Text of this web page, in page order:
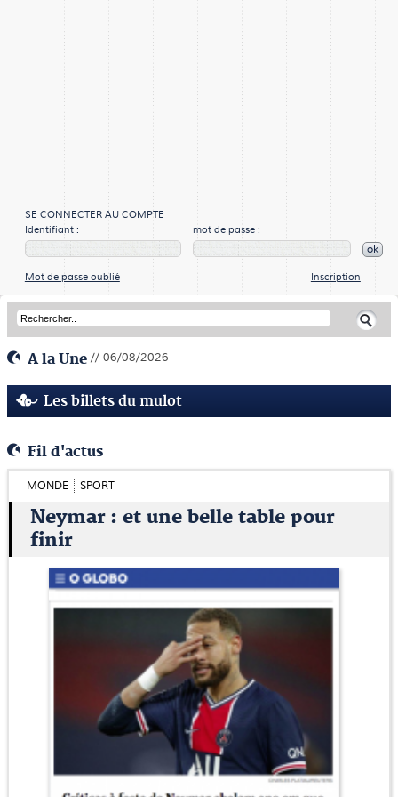
SE CONNECTER AU COMPTE
Identifiant :
mot de passe :
ok
Mot de passe oublié Inscription
A la Une // 06/08/2026
Les billets du mulot
Fil d'actus
MONDE SPORT
Neymar : et une belle table pour
finir